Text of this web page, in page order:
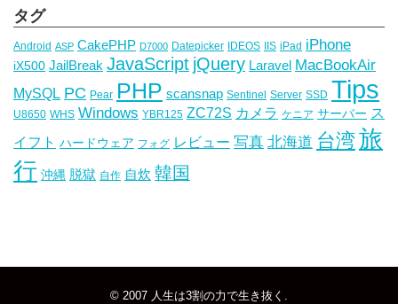
タグ
Android ASP CakePHP D7000 Datepicker IDEOS IIS iPad iPhone
iX500 JailBreak JavaScript jQuery Laravel MacBookAir
MySQL PC Pear PHP scansnap Sentinel Server SSD Tips
U8650 WHS Windows YBR125 ZC72S カメラ ケニア サーバー ス
イフト ハードウェア フォグ レビュー 写真 北海道 台湾旅
行 沖縄 脱獄 自作 自炊 韓国
© 2007 人生は3割の力で生き抜く